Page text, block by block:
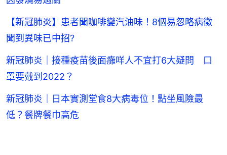
【新冠肺炎】患者聞咖啡變汽油味！8個易忽略病徵
聞到異味已中招?
新冠肺炎｜接種疫苗後面癱咩人不宜打6大疑問 口
罩要戴到2022？
新冠肺炎｜日本實測堂食8大病毒位！點坐風險最
低？餐牌餐巾高危